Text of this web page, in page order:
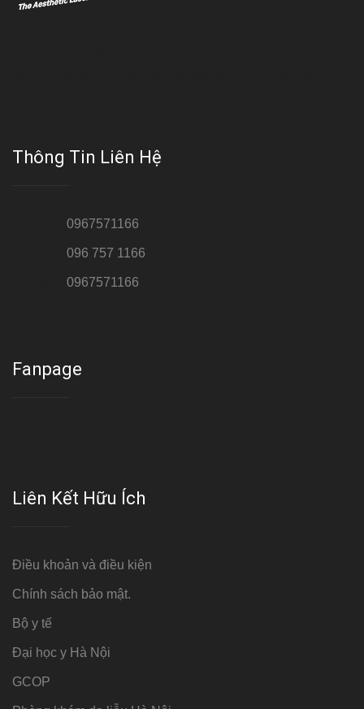
Thông Tin Liên Hệ
0967571166
096 757 1166
0967571166
Fanpage
Liên Kết Hữu Ích
Điều khoản và điều kiện
Chính sách bảo mật.
Bộ y tế
Đại học y Hà Nội
GCOP